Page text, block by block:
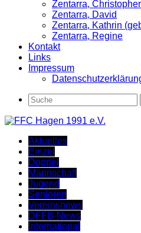
Zentarra, Christopher
Zentarra, David
Zentarra, Kathrin
Zentarra, Regine
Kontakt
Links
Impressum
Aktuelles
Einzel
Doppel
Mannschaft
Jugend
Senioren
Vereinsnews
DFFB-News
International